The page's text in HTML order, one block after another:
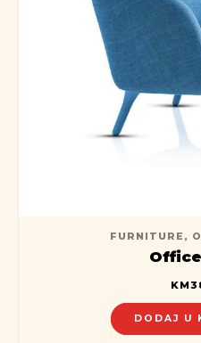
FURNITURE ,
KM
DODAJ U